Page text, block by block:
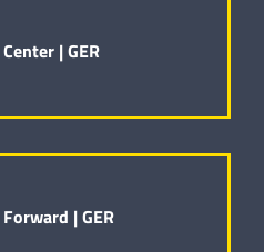
Center |GER
Forward |GER